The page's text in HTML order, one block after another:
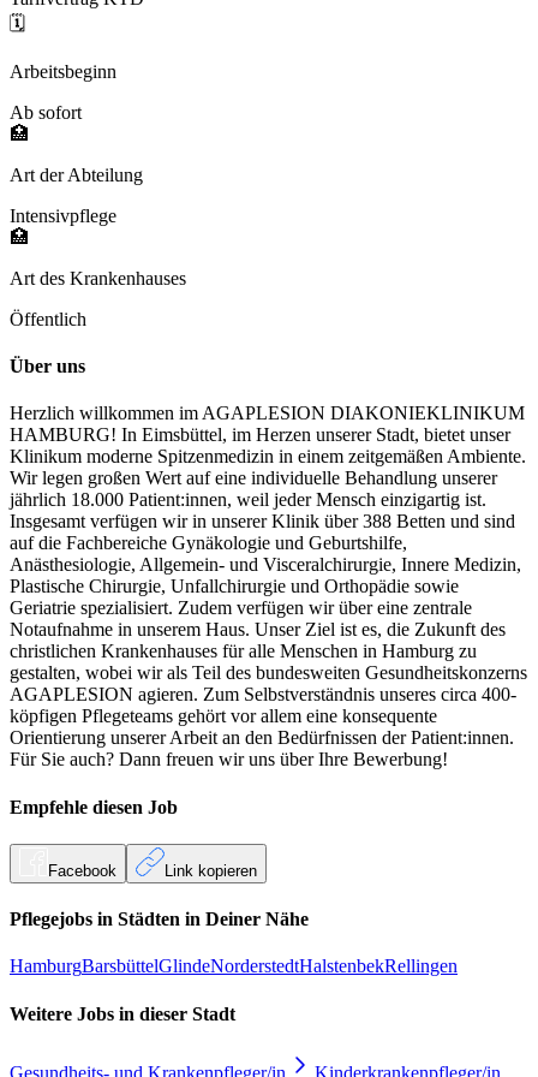
🗓️
Arbeitsbeginn
Ab sofort
🏥
Art der Abteilung
Intensivpflege
🏥
Art des Krankenhauses
Öffentlich
Über uns
Herzlich willkommen im AGAPLESION DIAKONIEKLINIKUM
HAMBURG! In Eimsbüttel, im Herzen unserer Stadt, bietet unser
Klinikum moderne Spitzenmedizin in einem zeitgemäßen Ambiente.
Wir legen großen Wert auf eine individuelle Behandlung unserer
jährlich 18.000 Patient:innen, weil jeder Mensch einzigartig ist.
Insgesamt verfügen wir in unserer Klinik über 388 Betten und sind
auf die Fachbereiche Gynäkologie und Geburtshilfe,
Anästhesiologie, Allgemein- und Visceralchirurgie, Innere Medizin,
Plastische Chirurgie, Unfallchirurgie und Orthopädie sowie
Geriatrie spezialisiert. Zudem verfügen wir über eine zentrale
Notaufnahme in unserem Haus. Unser Ziel ist es, die Zukunft des
christlichen Krankenhauses für alle Menschen in Hamburg zu
gestalten, wobei wir als Teil des bundesweiten Gesundheitskonzerns
AGAPLESION agieren. Zum Selbstverständnis unseres circa 400-
köpfigen Pflegeteams gehört vor allem eine konsequente
Orientierung unserer Arbeit an den Bedürfnissen der Patient:innen.
Für Sie auch? Dann freuen wir uns über Ihre Bewerbung!
Empfehle diesen Job
Facebook Link kopieren
Pflegejobs in Städten in Deiner Nähe
HamburgBarsbüttelGlindeNorderstedtHalstenbekRellingen
Weitere Jobs in dieser Stadt
Gesundheits- und Krankenpfleger/in Kinderkrankenpfleger/in